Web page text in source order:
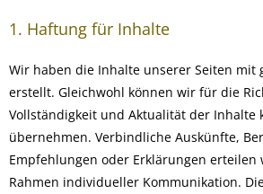
1. Haftung für Inhalte
Wir haben die Inhalte unserer Seiten mit
erstellt. Gleichwohl können wir für die
Vollständigkeit und Aktualität der Inhalte
übernehmen. Verbindliche Auskünfte,
Empfehlungen oder Erklärungen
Rahmen individueller Kommunikation.